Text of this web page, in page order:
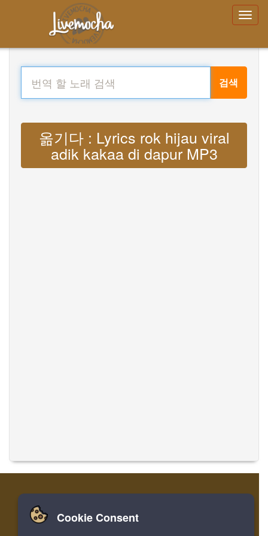
검색
옮기다 : Lyrics rok hijau viral
adik kakaa di dapur MP3
집 로그인 레지스터
Cookie Consent